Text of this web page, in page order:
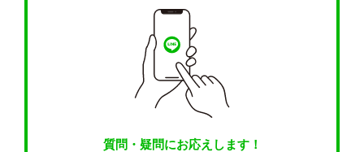
質問・疑問にお応えします！